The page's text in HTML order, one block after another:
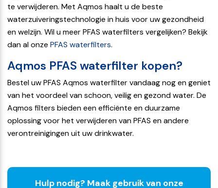
te verwijderen. Met Aqmos haalt u de beste
waterzuiveringstechnologie in huis voor uw gezondheid
en welzijn. Wil u meer PFAS waterfilters vergelijken? Bekijk
dan al onze PFAS waterfilters.
Aqmos PFAS waterfilter kopen?
Bestel uw PFAS Aqmos waterfilter vandaag nog en geniet
van het voordeel van schoon, veilig en gezond water. De
Aqmos filters bieden een efficiënte en duurzame
oplossing voor het verwijderen van PFAS en andere
verontreinigingen uit uw drinkwater.
Hulp nodig? Maak gebruik van onze